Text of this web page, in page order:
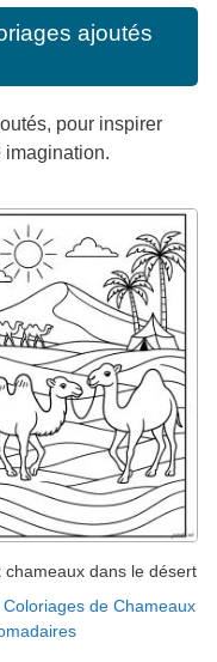
ajoutés
pour inspirer
imagination.
chameaux dans le désert
Coloriages de Chameaux